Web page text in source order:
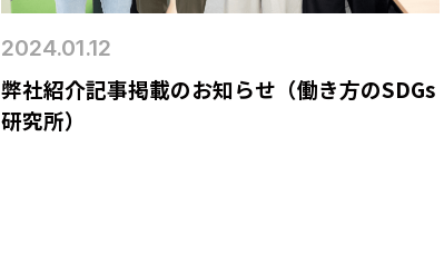
2024.01.12
弊社紹介記事掲載のお知らせ（働き方のSDGs
研究所）